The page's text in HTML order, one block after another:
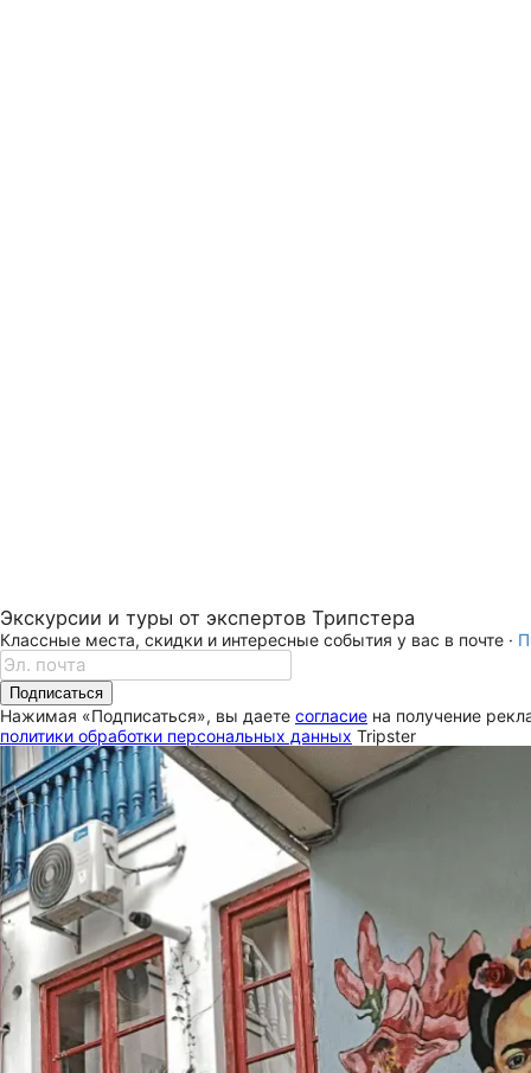
Экскурсии и туры от экспертов Трипстера
Классные места, скидки и интересные события у вас в почте ·
Подписаться
Нажимая «Подписаться», вы даете согласие на получение
политики обработки персональных данных Tripster